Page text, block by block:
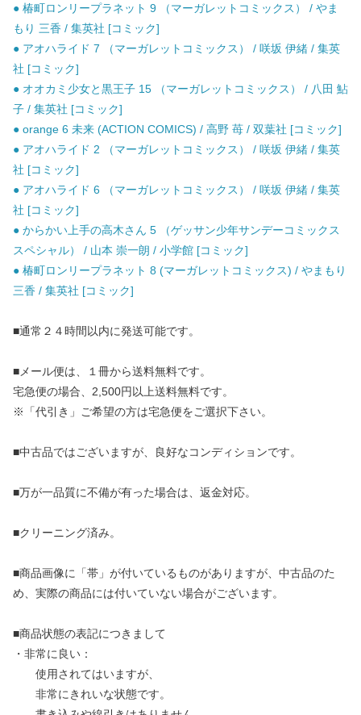
● 椿町ロンリープラネット 9 （マーガレットコミックス） / やま
もり 三香 / 集英社 [コミック]
● アオハライド 7 （マーガレットコミックス） / 咲坂 伊緒 / 集英
社 [コミック]
● オオカミ少女と黒王子 15 （マーガレットコミックス） / 八田 鮎
子 / 集英社 [コミック]
● orange 6 未来 (ACTION COMICS) / 高野 苺 / 双葉社 [コミック]
● アオハライド 2 （マーガレットコミックス） / 咲坂 伊緒 / 集英
社 [コミック]
● アオハライド 6 （マーガレットコミックス） / 咲坂 伊緒 / 集英
社 [コミック]
● からかい上手の高木さん 5 （ゲッサン少年サンデーコミックス
スペシャル） / 山本 崇一朗 / 小学館 [コミック]
● 椿町ロンリープラネット 8 (マーガレットコミックス) / やまもり
三香 / 集英社 [コミック]
■通常２４時間以内に発送可能です。
■メール便は、１冊から送料無料です。
宅急便の場合、2,500円以上送料無料です。
※「代引き」ご希望の方は宅急便をご選択下さい。
■中古品ではございますが、良好なコンディションです。
■万が一品質に不備が有った場合は、返金対応。
■クリーニング済み。
■商品画像に「帯」が付いているものがありますが、中古品のた
め、実際の商品には付いていない場合がございます。
■商品状態の表記につきまして
・非常に良い：
使用されてはいますが、
非常にきれいな状態です。